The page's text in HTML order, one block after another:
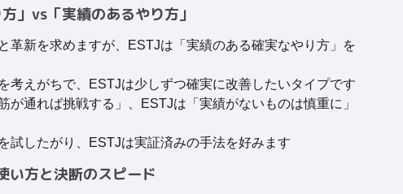
」vs「実績のあるやり方」
革新を求めますが、ESTJは「実績のある確実なやり方」を
考えがちで、ESTJは少しずつ確実に改善したいタイプです
が通れば挑戦する」、ESTJは「実績がないものは慎重に」
試したがり、ESTJは実証済みの手法を好みます
い方と決断のスピード